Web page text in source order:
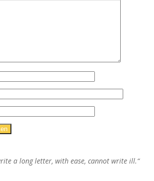
a long letter, with ease, cannot write ill.“